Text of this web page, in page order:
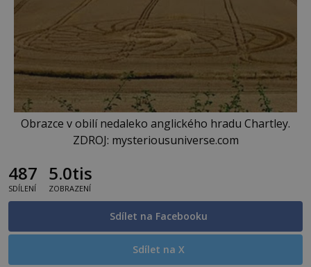
Obrazce v obilí nedaleko anglického hradu Chartley.
ZDROJ: mysteriousuniverse.com
487
SDÍLENÍ
5.0tis
ZOBRAZENÍ
Sdílet na Facebooku
Sdílet na X